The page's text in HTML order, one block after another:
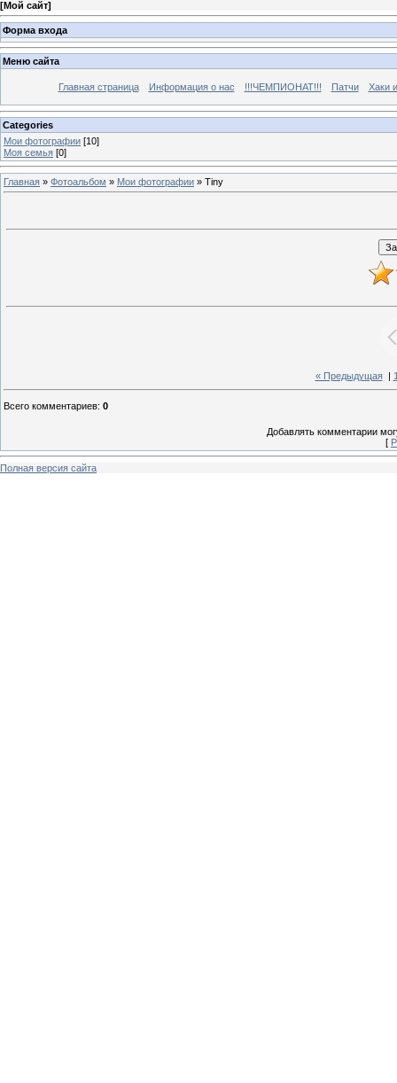
[Мой сайт]
Форма входа
Меню сайта
Главная страница Информация о нас !!!ЧЕМПИОНАТ!!! Патчи Хаки
Categories
Мои фотографии [10]
Моя семья [0]
Главная » Фотоальбом » Мои фотографии » Tiny
« Предыдущая|
Всего комментариев: 0
Добавлять комментарии
[
Полная версия сайта